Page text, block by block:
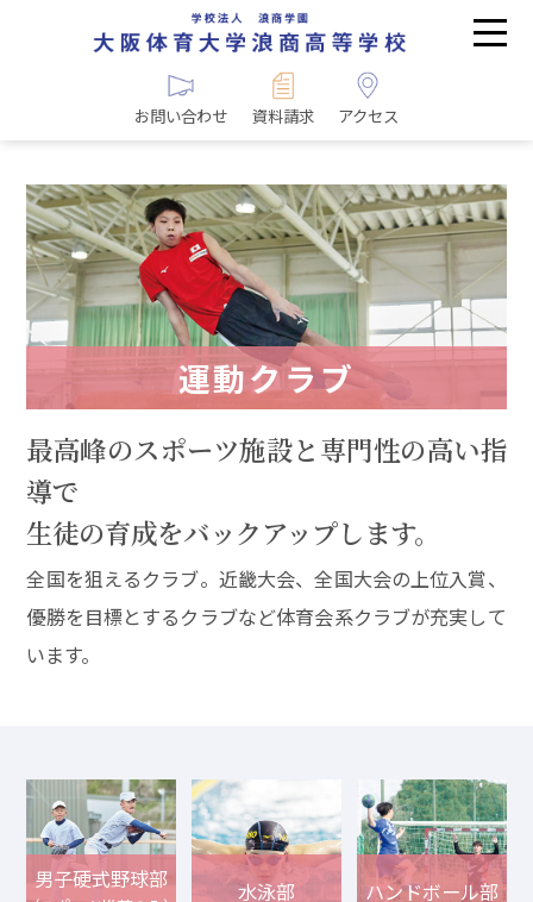
お問い合わせ 資料請求 アクセス
運動クラブ
最高峰のスポーツ施設と専門性の高い指
導で
生徒の育成をバックアップします。
全国を狙えるクラブ。近畿大会、全国大会の上位入賞、
優勝を目標とするクラブなど体育会系クラブが充実して
います。
男子硬式野球部 水泳部 ハンドボール部